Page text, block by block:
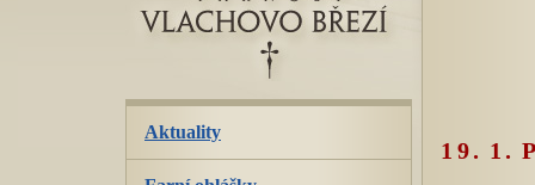
19. 1.
Aktuality